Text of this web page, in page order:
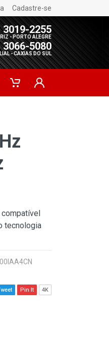
Cadastre-se
3019-2255
- PORTO ALEGRE
3066-5080
- CAXIAS DO SUL
tecnologia
Pin It 4K